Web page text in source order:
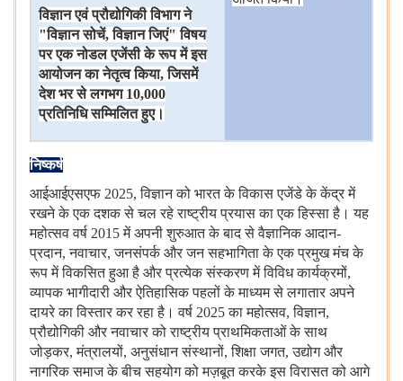
विज्ञान एवं प्रौद्योगिकी विभाग ने
"विज्ञान सोचें,विज्ञान जिएं"विषय
पर एक नोडल एजेंसी के रूप में इस
आयोजन का नेतृत्व किया,जिसमें
देश भर से लगभग10,000
प्रतिनिधि सम्मिलित हुए।
निष्कर्ष
आईआईएसएफ 2025, विज्ञान को भारत के विकास एजेंडे के केंद्र में
रखने के एक दशक से चल रहे राष्ट्रीय प्रयास का एक हिस्सा है। यह
महोत्सव वर्ष 2015 में अपनी शुरुआत के बाद से वैज्ञानिक आदान-
प्रदान, नवाचार, जनसंपर्क और जन सहभागिता के एक प्रमुख मंच के
रूप में विकसित हुआ है और प्रत्येक संस्करण में विविध कार्यक्रमों,
व्यापक भागीदारी और ऐतिहासिक पहलों के माध्यम से लगातार अपने
दायरे का विस्तार कर रहा है। वर्ष 2025 का महोत्सव, विज्ञान,
प्रौद्योगिकी और नवाचार को राष्ट्रीय प्राथमिकताओं के साथ
जोड़कर, मंत्रालयों, अनुसंधान संस्थानों, शिक्षा जगत, उद्योग और
नागरिक समाज के बीच सहयोग को मज़बूत करके इस विरासत को आगे